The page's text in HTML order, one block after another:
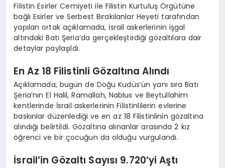
Filistin Esirler Cemiyeti ile Filistin Kurtuluş Örgütüne
bağlı Esirler ve Serbest Bırakılanlar Heyeti tarafından
yapılan ortak açıklamada, İsrail askerlerinin işgal
altındaki Batı Şeria’da gerçekleştirdiği gözaltılara dair
detaylar paylaşıldı.
En Az 18 Filistinli Gözaltına Alındı
Açıklamada, bugün de Doğu Kudüs’ün yanı sıra Batı
Şeria’nın El Halil, Ramallah, Nablus ve Beytullahim
kentlerinde İsrail askerlerinin Filistinlilerin evlerine
baskınlar düzenlediği ve en az 18 Filistinlinin gözaltına
alındığı belirtildi. Gözaltına alınanlar arasında 2 kız
öğrenci ve bir çocuğun da olduğu vurgulandı.
İsrail’in Gözaltı Sayısı 9.720’yi Aştı